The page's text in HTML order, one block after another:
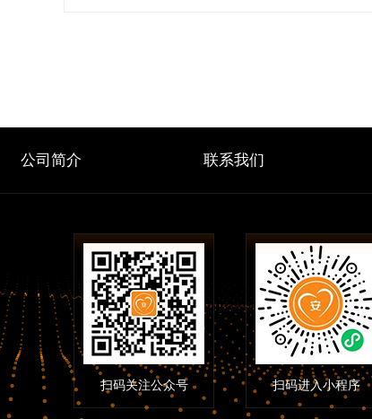
公司简介 联系我们
扫码关注公众号 扫码进入小程序